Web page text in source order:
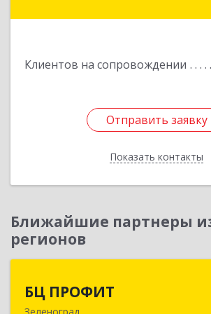
Клиентов на сопровождении
Отправить заявку
Показать контакты
Отправить заявку
Назад
Ближайшие партнеры
регионов
БЦ ПРОФИТ
Зеленоград